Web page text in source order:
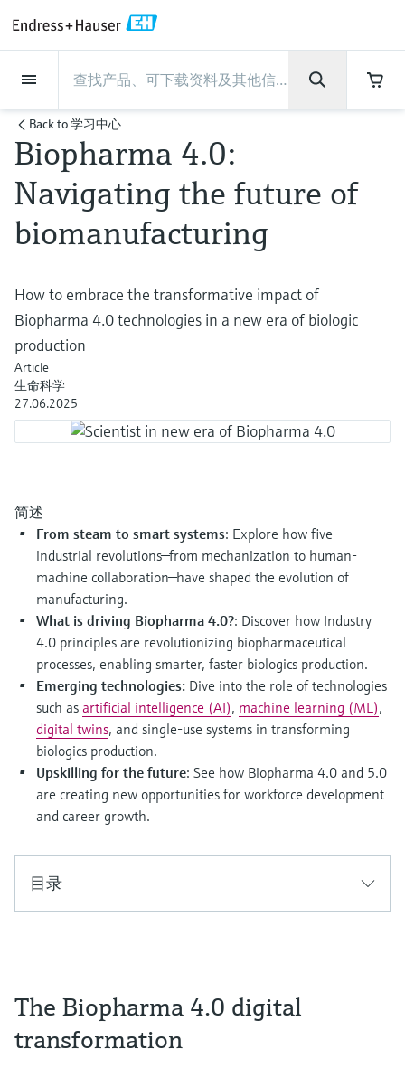
现场仪表
流量
物位测量
液体分析
温度测量
压力测量
系统产品
光学分析
软件
产品工具
通过产品筛选，选择测量仪表
通过产品特性查找适当的测量设备、软件或
系统组件。
Applicator 选型和计算软件
通过应用参数查找、选择并配置产品
Device Viewer
查找产品具体信息和文档
备件查找工具
您可通过产品型号、订单代码或序列号，轻
松查找所需备件。
流量
电磁流量计
科里奥利质量流量计
超声波流量计
涡街流量计
热式质量流量计
Differential pressure flow
measurement
物位测量
雷达物位测量
Vibronic point level detection
导波雷达物位测量
超声波物位测量
电容物位测量
静压液位测量
Conductive level measurement
放射线物位测量
阻旋料位开关
伺服液位测量
机电式物位测量
微波限位栅物位测量
Level measurement with pressure
选购全部
液体分析
pH电极和变送器
电导率传感器和变送器
浊度传感器和变送器
氯传感器和变送器
溶解氧传感器和变送器
实验室检测仪表和便携式pH计
全自动水质采样仪
ORP电极和变送器
污泥界面传感器和变送器
营养盐分析仪和传感器
金属分析仪
光度计
微波传输测量原理
Memosens数字技术
选购全部
温度测量
温度变送器
工业温度计
保护套管
高温型温度计
卫生型温度计
紧凑型温度计
温度开关
线缆式温度计
多点温度计
选购全部
压力测量
绝压和表压测量
差压测量
选购全部
系统产品
数据管理仪&数据记录仪
过程测控仪
电源和安全栅
WirelessHART解决方案
网关和调制解调器
设备配置用平板电脑
能量管理仪和应用管理仪
选购全部
光学分析
TDLAS和QF分析仪
拉曼光谱分析仪
排放监测解决方案
颗粒测量设备
数字分析仪解决方案
过程气体分析仪
空气质量测量装置
视距测量仪
超高探测器
选购全部
Netilion IIoT
Netilion Value
Netilion Health
Netilion Analytics
Netilion Library
Netilion Inventory
Netilion Connect
Netilion Device Viewer
服务产品
Project and commissioning services
技术支持服务
仪表维护
仪表性能优化服务
View all
Project and commissioning
services
仪表调试服务
Industrial Project Management
技术支持服务
远程技术支持
远程资产监控
Process Instrumentation Courses
仪表维护
验证服务
现场仪表校准服务
预防性维护服务
Repair of measuring instruments
仪表性能优化服务
校准报告分析
优化校准间隔时间
动态现场仪表评价和分析服务
行业应用
食品与饮料
水务和环境：保护 —— 节约 —— 提高
石油与天然气：促进能源转型，实
生命科学：创新技术助推卓越运营
化工：深化合作，助推可持续成功
电力与能源
公用工程：可靠使用蒸汽
所有行业的关注焦点
工业领域的可持续发展解决方案
数字化驱动流程工业转型升级
决策级过程透明度，赋能卓越运营
支持
快速获取服务支持！
技术支持中心 —— Endress+Hauser提供全方
位服务，与您相伴前行
下载区
学习
学习中心
学习中心 - 探索Endress+Hauser学习平台上
的指导课程与资源，随时随地提升技能。
公司
Endress+Hauser集团
生产中心
集团实力
客户案例
新闻与案例
活动和培训
您的Endress+Hauser职业生涯
Endress+Hauser集团
公司概况
Endress+Hauser在中国
恩德斯豪斯科技中国
财务业绩
集团管理层
发展历程
文化与价值观
关联公司
生产中心
物位和压力测量
Endress+Hauser流量
Endress+Hauser 液体分析
温度+系统产品
Endress+Hauser 数字解决方案
Endress+Hauser 光学分析
Endress+Hauser SICK
集团实力
过程安全性
网络安全性
过程自动化项目流程
My Endress+Hauser
建立电子采购流程，从容应对未来
需求
新闻与案例
新闻与案例总览
所有文章
新闻稿
事实速览
媒体活动
活动和培训
培训
研讨会
展览会
在线研讨会和回放
峰会
线下活动
查找市场活动及培训
您的Endress+Hauser职业生
涯
Explore open positions
在Endress+Hauser工作
更多工作机会
德国耶拿分析仪器公司的工作机会
IST创新传感器技术公司的工作机
会
Back to学习中心
Biopharma 4.0:
Navigating the future of
biomanufacturing
How to embrace the transformative impact of
Biopharma 4.0 technologies in a new era of biologic
production
Article
生命科学
27.06.2025
简述
From steam to smart systems: Explore how five
industrial revolutions—from mechanization to human-
machine collaboration—have shaped the evolution of
manufacturing.
What is driving Biopharma 4.0?: Discover how Industry
4.0 principles are revolutionizing biopharmaceutical
processes, enabling smarter, faster biologics production.
Emerging technologies: Dive into the role of technologies
such as artificial intelligence (AI), machine learning (ML),
digital twins, and single-use systems in transforming
biologics production.
Upskilling for the future: See how Biopharma 4.0 and 5.0
are creating new opportunities for workforce development
and career growth.
目录
The Biopharma 4.0 digital
transformation